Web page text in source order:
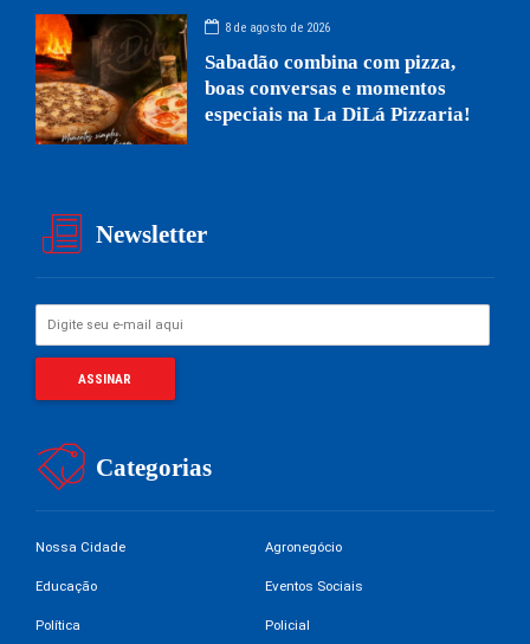
8 de agosto de 2026
Sabadão combina com pizza,
boas conversas e momentos
especiais na La DiLá Pizzaria!
Newsletter
Categorias
Nossa Cidade Agronegócio
Educação Eventos Sociais
Política Policial